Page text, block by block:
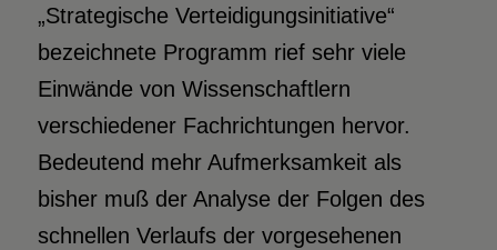
„Strategische Verteidigungsinitiative“
bezeichnete Programm rief sehr viele
Einwände von Wissenschaftlern
verschiedener Fachrichtungen hervor.
Bedeutend mehr Aufmerksamkeit als
bisher muß der Analyse der Folgen des
schnellen Verlaufs der vorgesehenen